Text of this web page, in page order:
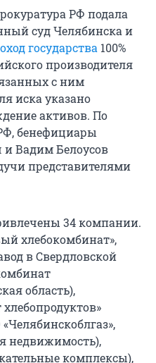
РФ подала
суд Челябинска и
государства 100%
производителя
с ним
иска указано
активов. По
бенефициары
Вадим Белоусов
представителями
34 компании.
хлебокомбинат»,
в Свердловской
область),
недвижимость),
комплексы),